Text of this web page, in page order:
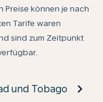
können je nach
Tarife waren
sind zum Zeitpunkt
und Tobago